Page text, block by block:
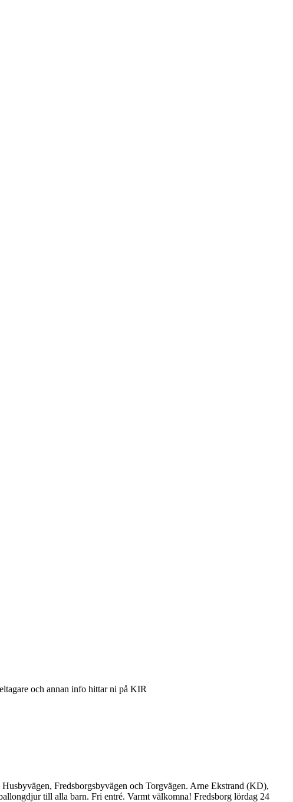
och annan info hittar ni på KIR
Fredsborgsbyvägen och Torgvägen. Arne Ekstrand (KD),
till alla barn. Fri entré. Varmt välkomna! Fredsborg lördag 24